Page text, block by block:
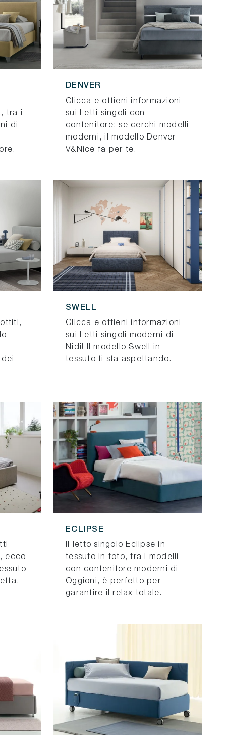
tra i
di
DENVER
Clicca e ottieni informazioni
sui Letti singoli con
contenitore: se cerchi modelli
moderni, il modello Denver
V&Nice fa per te.
SWELL
Clicca e ottieni informazioni
sui Letti singoli moderni di
Nidi! Il modello Swell in
tessuto ti sta aspettando.
ecco
ECLIPSE
Il letto singolo Eclipse in
tessuto in foto, tra i modelli
con contenitore moderni di
Oggioni, è perfetto per
garantire il relax totale.